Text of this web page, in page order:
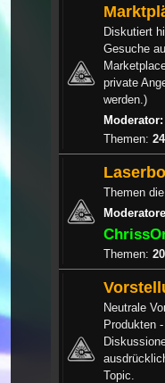
Diskutiert
Gesuche
private
werden.)
Moderator:
Themen:
Themen
Themen:
Neutrale
Produkten
Topic.